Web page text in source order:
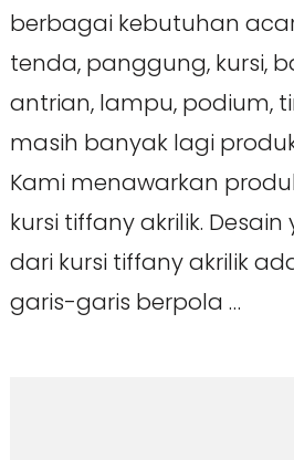
berbagai kebutuhan
tenda, panggung, kursi,
antrian, lampu, podium,
masih banyak lagi
Kami menawarkan
kursi tiffany akrilik.
dari kursi tiffany akrilik
garis-garis berpola …